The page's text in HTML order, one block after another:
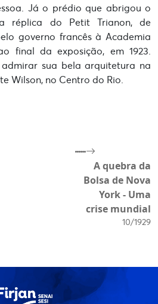
Já o prédio que abrigou o
réplica do Petit Trianon, de
governo francês à Academia
final da exposição, em 1923.
sua bela arquitetura na
Wilson, no Centro do Rio.
A quebra da
Bolsa de Nova
York - Uma
crise mundial
10/1929